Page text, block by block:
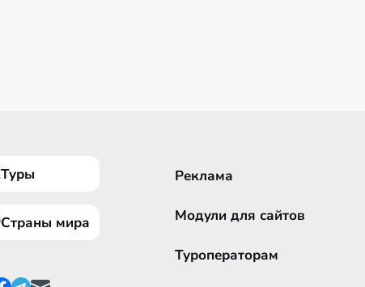
Туры
Страны мира
Реклама
Модули для сайтов
Туроператорам